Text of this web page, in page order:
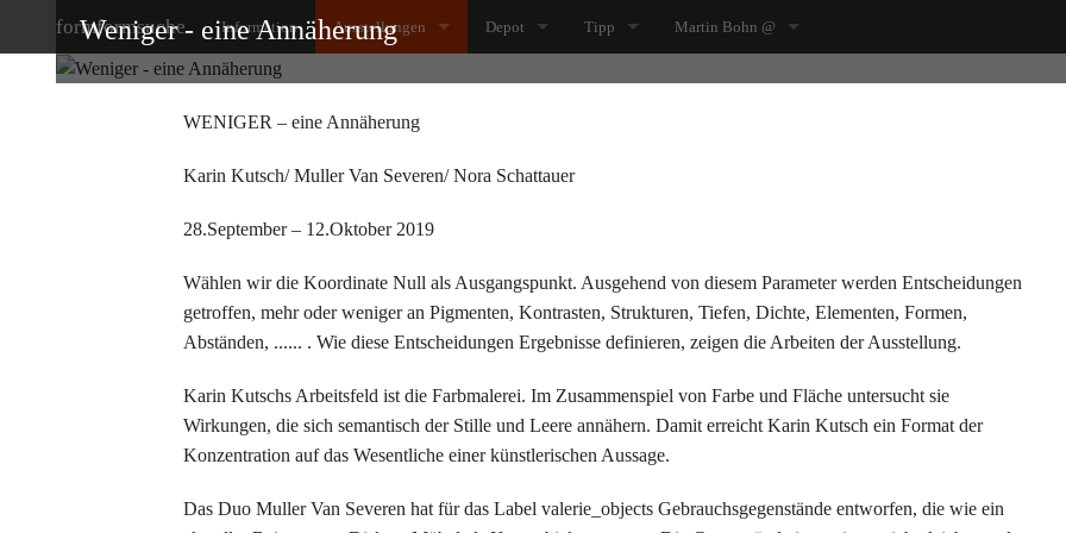
formformsuche Information Ausstellungen
X99 Zurück auf Start - 1986
Johanna van Emden/ Ulrich Görtz Sehmaschinen
Martin Krämer Chiffren der Sehnsucht
Frank Herzog, Ulrich Görtz und Ole Fischer Wo echte Freunde stehen....
Kocheisen + Hullmann Original trifft Fälschung // Tonnenschwere Ekstase
Passagen 2026 Michael Growe Trojaner und Wolpertinger
Daphne van der Grinten Metamorphosen
ONE MANY SHOW No.2/ Frauke Gerhard Keramikobjekte
Bernd Ackfeld "Ein Loch ist...."
Depot
table_tisch
seating_sitzen
others_weitere_gueter
kids_kleine_ffs
Tipp
WAS FÜR BLUMEN Ausstellung Siza Pavillon, Raketenstation
Die Design Post Köln
Martin Bohn @
editionformform
Weniger - eine Annäherung
WENIGER – eine Annäherung
Karin Kutsch/ Muller Van Severen/ Nora Schattauer
28.September – 12.Oktober 2019
Wählen wir die Koordinate Null als Ausgangspunkt. Ausgehend von diesem Parameter werden Entscheidungen
getroffen, mehr oder weniger an Pigmenten, Kontrasten, Strukturen, Tiefen, Dichte, Elementen, Formen,
Abständen, ...... . Wie diese Entscheidungen Ergebnisse definieren, zeigen die Arbeiten der Ausstellung.
Karin Kutschs Arbeitsfeld ist die Farbmalerei. Im Zusammenspiel von Farbe und Fläche untersucht sie
Wirkungen, die sich semantisch der Stille und Leere annähern. Damit erreicht Karin Kutsch ein Format der
Konzentration auf das Wesentliche einer künstlerischen Aussage.
Das Duo Muller Van Severen hat für das Label valerie_objects Gebrauchsgegenstände entworfen, die wie ein